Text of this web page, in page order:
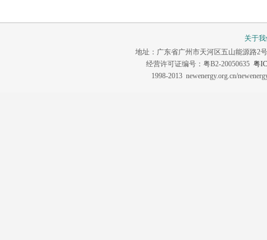
关于
地址：广东省广州市天河区五山能源路2
经营许可证编号：粤B2-20050635 粤
1998-2013 newenergy.org.cn/